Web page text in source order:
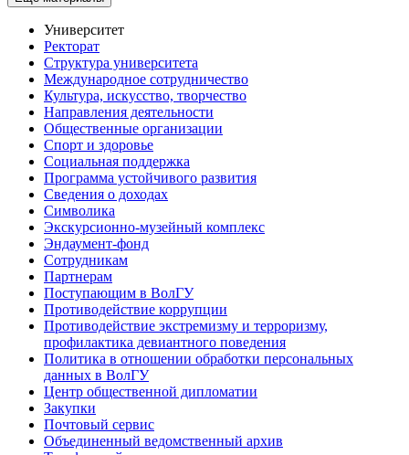
Университет
Ректорат
Структура университета
Международное сотрудничество
Культура, искусство, творчество
Направления деятельности
Общественные организации
Спорт и здоровье
Социальная поддержка
Программа устойчивого развития
Сведения о доходах
Символика
Экскурсионно-музейный комплекс
Эндаумент-фонд
Сотрудникам
Партнерам
Поступающим в ВолГУ
Противодействие коррупции
Противодействие экстремизму и терроризму,
профилактика девиантного поведения
Политика в отношении обработки персональных
данных в ВолГУ
Центр общественной дипломатии
Закупки
Почтовый сервис
Объединенный ведомственный архив